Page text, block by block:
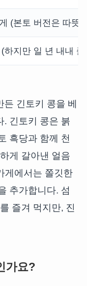
(본토 버전은 따뜻
하지만 일 년 내내
긴토키 콩을 베
. 긴토키 콩은 붉
흑당과 함께 천
게 갈아낸 얼음
게에서는 쫄깃한
추가합니다. 섬
즐겨 먹지만, 진
가요?